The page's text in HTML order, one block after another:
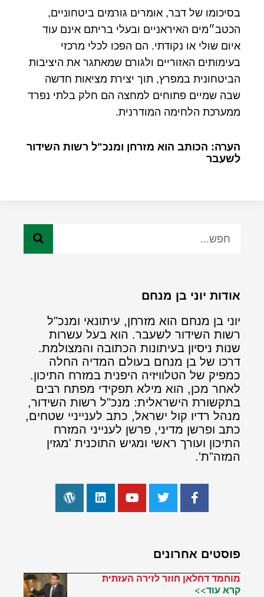
בסיכומו של דבר, אומרים גורמים ביטחוניים,
הכטב״מים האיראניים ובעלי בריתם אינם עוד
איום שולי או נקודתי. הם הפכו לכלי מרכזי
בעימותים האזוריים ולגורם שמאתגר את היציבות
הביטחונית במפרץ, תוך יצירת מציאות חדשה
שבה שמיים פתוחים למחצה הם חלק בלתי נפרד
ממערכת הלחימה המודרנית.
הערה: הכותב הוא מזרחן ומנכ"ל רשות השידור
לשעבר
אודות יוני בן מנחם
יוני בן מנחם הוא מזרחן, עיתונאי ומנכ"ל
רשות השידור לשעבר. הוא בעל עשרות
שנות ניסיון בעיתונות הכתובה והמצולמת.
דרכו של בן מנחם בעולם המדיה החלה
כמפיק של הטלוויזיה היפנית במזרח התיכון.
לאחר מכן, הוא מילא תפקידי מפתח רבים
בתקשורת הישראלית: מנכ"ל רשות השידור,
מנהל רדיו קול ישראל, כתב לענייניי שטחים,
כתב ופרשן מדיני, פרשן לענייני המזרח
התיכון ועורך ראשי ומגיש התוכנית 'מגזין
המזה"ת'.
פוסטים אחרונים
מוחמד דחלאן חוזר לזירה העזתית
קרא עוד>>